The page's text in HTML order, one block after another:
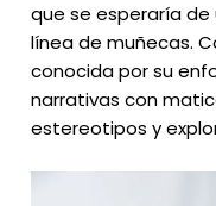
que se esperaría
línea de muñecas.
conocida por su
narrativas con
estereotipos y